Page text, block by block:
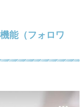
能（フォロワ